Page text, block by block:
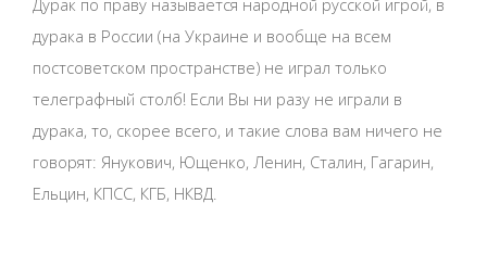
дурака в России (на Украине и вообще на всем
постсоветском пространстве) не играл только
телеграфный столб! Если Вы ни разу не играли в
дурака, то, скорее всего, и такие слова вам ничего не
говорят: Янукович, Ющенко, Ленин, Сталин, Гагарин,
Ельцин, КПСС, КГБ, НКВД.